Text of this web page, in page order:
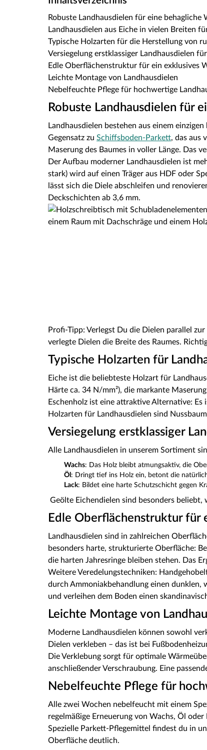
Robuste Landhausdielen für eine behagliche
Landhausdielen aus Eiche in vielen Breiten
Typische Holzarten für die Herstellung von
Versiegelung erstklassiger Landhausdielen
Edle Oberflächenstruktur für ein exklusives
Leichte Montage von Landhausdielen
Nebelfeuchte Pflege für hochwertige
Robuste Landhausdielen für
Landhausdielen bestehen aus einem
Gegensatz zu Schiffsboden-Parkett, das aus
Maserung des Baumes in voller Länge. Das
Der Aufbau moderner Landhausdielen ist
stark) wird auf einen Träger aus HDF oder
lässt sich die Diele abschleifen und
Deckschichten ab 3,6 mm.
Profi-Tipp: Verlegst Du die Dielen parallel
verlegte Dielen die Breite des Raumes.
Typische Holzarten für
Eiche ist die beliebteste Holzart für
Härte ca. 34 N/mm²), die markante
Eschenholz ist eine attraktive Alternative:
Holzarten für Landhausdielen sind
Versiegelung erstklassiger
Alle Landhausdielen in unserem Sortiment
Wachs: Das Holz bleibt atmungsaktiv, die
Öl : Dringt tief ins Holz ein, betont die
Lack: Bildet eine harte Schutzschicht gegen
Geölte Eichendielen sind besonders
Edle Oberflächenstruktur für
Landhausdielen sind in zahlreichen
besonders harte, strukturierte Oberfläche:
die harten Jahresringe bleiben stehen. Das
Weitere Veredelungstechniken:
durch Ammoniakbehandlung einen dunklen,
und verleihen dem Boden einen
Leichte Montage von
Moderne Landhausdielen können sowohl
Dielen verkleben – das ist bei
Die Verklebung sorgt für optimale
anschließender Verschraubung. Eine
Nebelfeuchte Pflege für
Alle zwei Wochen nebelfeucht mit einem
regelmäßige Erneuerung von Wachs, Öl
Spezielle Parkett-Pflegemittel findest du in
Oberfläche deutlich.